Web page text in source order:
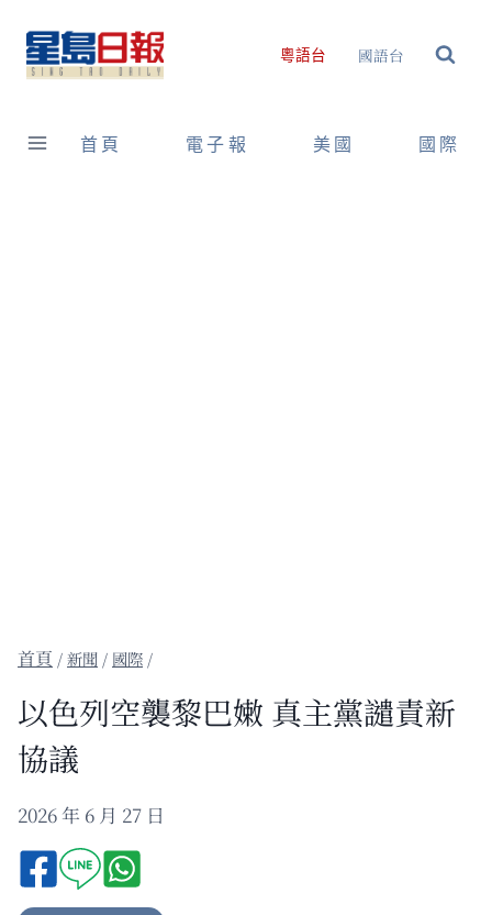
content
粵語台 國語台
首頁 電子報 美國 國際
/新聞 / 國際 /
以色列空襲黎巴嫩 真主黨譴責新
協議
2026 年 6 月 27 日